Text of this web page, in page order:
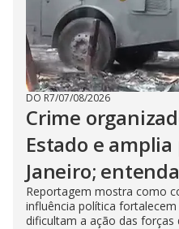
DO R7/07/08/2026
Crime
Estado e
Janeiro; entenda
Reportagem mostra como
influência política
dificultam a ação das forças